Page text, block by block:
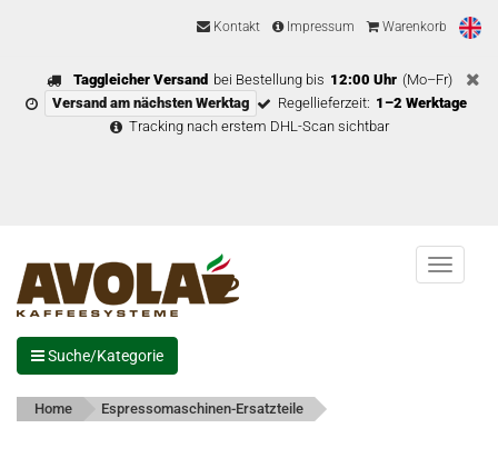
Kontakt Impressum Warenkorb
Taggleicher Versand bei Bestellung bis 12:00 Uhr (Mo–Fr)
Versand am nächsten Werktag
Regellieferzeit: 1–2 Werktage
Tracking nach erstem DHL-Scan sichtbar
Menu
Suche/Kategorie
Home Espressomaschinen-Ersatzteile